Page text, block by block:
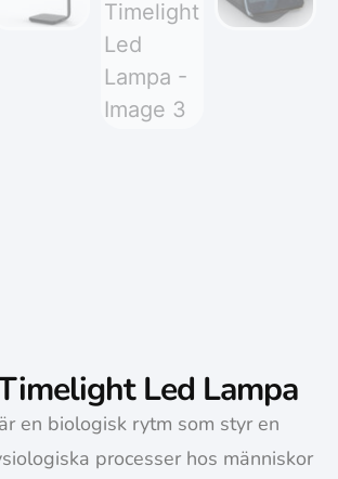
Led Lampa
en biologisk rytm som styr en
processer hos människor